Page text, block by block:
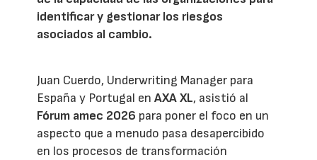
identificar y gestionar los riesgos
asociados al cambio.
Juan Cuerdo, Underwriting Manager para
España y Portugal enAXA XL, asistió al
Fórum amec 2026 para poner el foco en un
aspecto que a menudo pasa desapercibido
en los procesos de transformación